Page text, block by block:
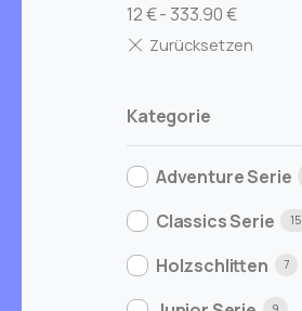
12€-333.90€
Kategorie
Adventure Serie
Classics Serie 15
Holzschlitten 7